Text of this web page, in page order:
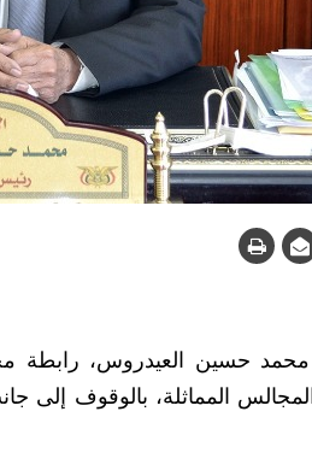
حسين العيدروس، رابطة
المجالس المماثلة، بالوقوف